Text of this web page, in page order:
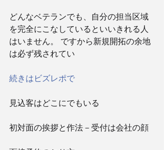
どんなベテランでも、自分の担当区域
を完全にこなしているといいきれる人
はいません。 ですから新規開拓の余地
は必ず残されてい
続きはビズレポで
見込客はどこにでもいる
初対面の挨拶と作法－受付は会社の顔